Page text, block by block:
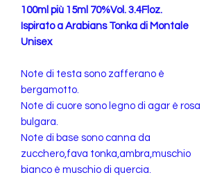
100ml più 15ml 70%Vol. 3.4Floz.
Ispirato a Arabians Tonka di Montale
Unisex
Note di testa sono zafferano è
bergamotto.
Note di cuore sono legno di agar è rosa
bulgara.
Note di base sono canna da
zucchero,fava tonka,ambra,muschio
bianco è muschio di quercia.